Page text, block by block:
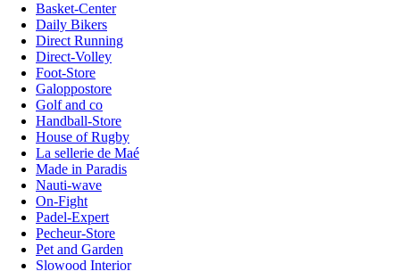
Basket-Center
Daily Bikers
Direct Running
Direct-Volley
Foot-Store
Galoppostore
Golf and co
Handball-Store
House of Rugby
La sellerie de Maé
Made in Paradis
Nauti-wave
On-Fight
Padel-Expert
Pecheur-Store
Pet and Garden
Slowood Interior